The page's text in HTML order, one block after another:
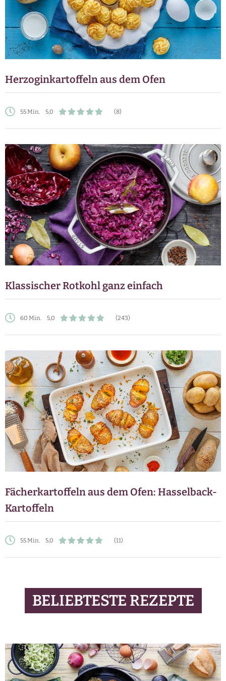
Herzoginkartoffeln aus dem Ofen
55 Min. 5,0 (8)
Klassischer Rotkohl ganz einfach
60 Min. 5,0 (243)
Fächerkartoffeln aus dem Ofen: Hasselback-
Kartoffeln
55 Min. 5,0 (11)
BELIEBTESTE REZEPTE